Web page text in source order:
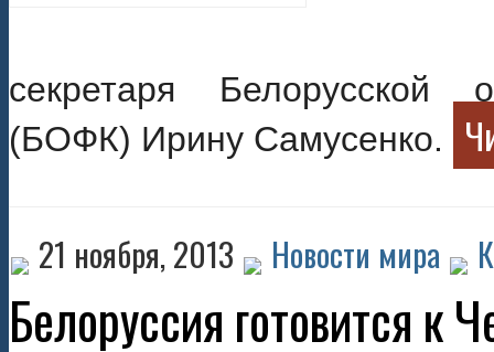
секретаря Белорусской
(БОФК) Ирину Самусенко.
21 ноября, 2013 Новости мира
Белоруссия готовится к